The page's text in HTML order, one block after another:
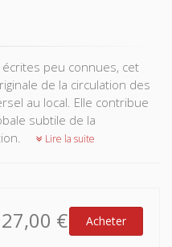
peu connues, cet
de la circulation des
au local. Elle contribue
subtile de la
Lire la suite
27,00 € Acheter